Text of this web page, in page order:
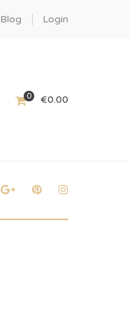
Blog Login
0 €0.00